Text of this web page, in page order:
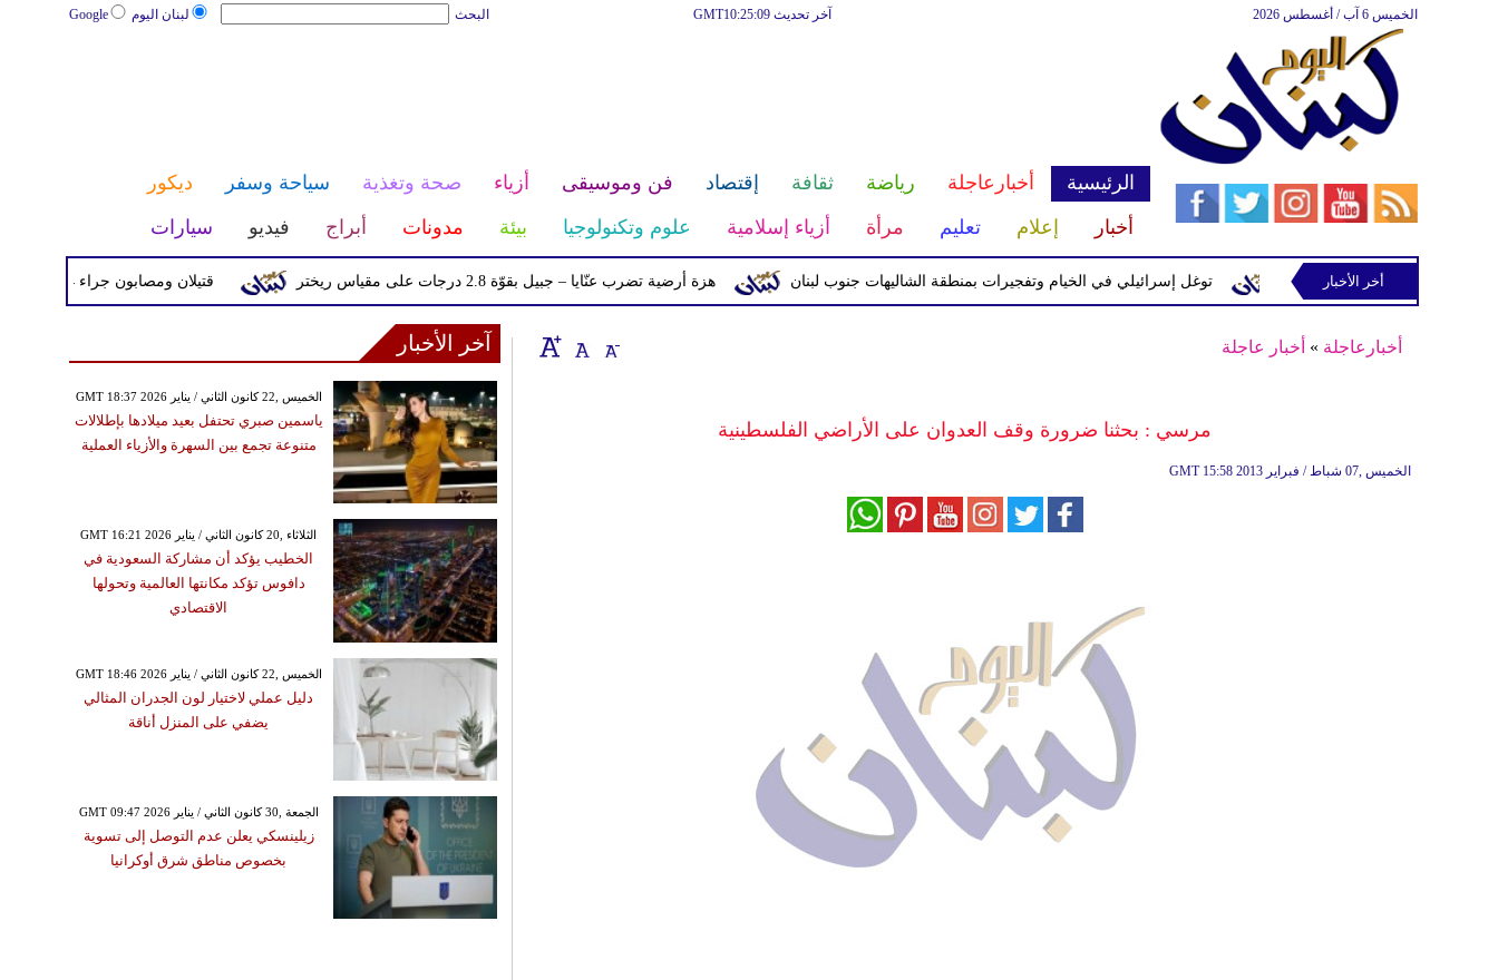
لبنان اليوم Google البحث آخر تحديث GMT10:25:09 الخميس 6 آب / أغسطس 2026
الرئيسية أخبارعاجلة رياضة ثقافة إقتصاد فن وموسيقى أزياء صحة وتغذية سياحة وسفر
ديكور
أخبار
إعلام تعليم مرأة أزياء إسلامية علوم وتكنولوجيا بيئة مدونات أبراج فيديو سيارات
قتيلان ومصابون جراء 14 غارة إسرائيلية على شرق وجنوب لبنان هزة أرضية تضرب عنّايا – جبيل بقوّة 2.8 درجات على مقياس ريختر توغل إسرائيلي في الخيام وتفجيرات بمنطقة الشاليهات جنوب لبنان في رب ثلاثين
أخر الأخبار
أخبارعاجلة » أخبار عاجلة
مرسي : بحثنا ضرورة وقف العدوان على الأراضي الفلسطينية
GMT 15:58 2013 الخميس ,07 شباط / فبراير
آخر الأخبار
GMT 18:37 2026 الخميس ,22 كانون الثاني / يناير
ياسمين صبري تحتفل بعيد ميلادها بإطلالات
متنوعة تجمع بين السهرة والأزياء العملية
GMT 16:21 2026 الثلاثاء ,20 كانون الثاني / يناير
الخطيب يؤكد أن مشاركة السعودية في
دافوس تؤكد مكانتها العالمية وتحولها
الاقتصادي
GMT 18:46 2026 الخميس ,22 كانون الثاني / يناير
دليل عملي لاختيار لون الجدران المثالي
يضفي على المنزل أناقة
GMT 09:47 2026 الجمعة ,30 كانون الثاني / يناير
زيلينسكي يعلن عدم التوصل إلى تسوية
بخصوص مناطق شرق أوكرانيا